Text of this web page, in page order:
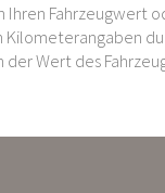
Fahrzeugwert
Wert des